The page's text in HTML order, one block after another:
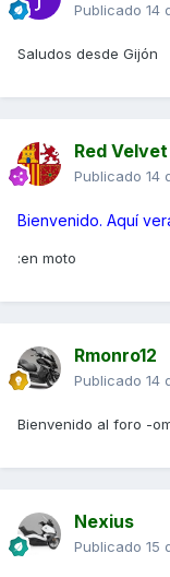
Publicado 14
Saludos desde Gijón
Red Velvet
Publicado 14
Bienvenido. Aquí
:en moto
Rmonro12
Publicado 14
Bienvenido al foro -
Nexius
Publicado 15